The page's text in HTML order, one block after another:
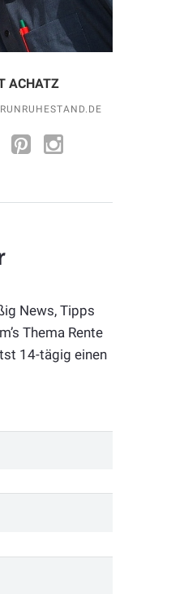
ACHATZ
News, Tipps
Thema Rente
14-tägig einen